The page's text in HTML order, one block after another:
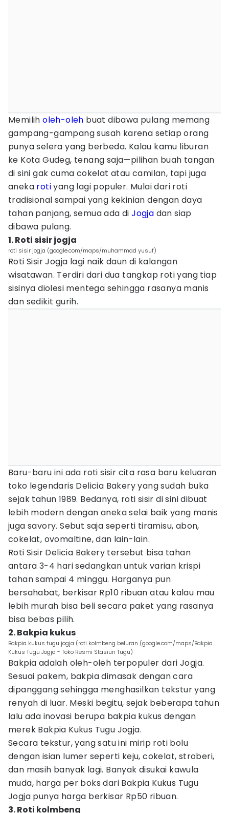
Memiliholeh-oleh buat dibawa pulang memang
gampang-gampang susah karena setiap orang
punya selera yang berbeda. Kalau kamu liburan
ke Kota Gudeg, tenang saja—pilihan buah tangan
di sini gak cuma cokelat atau camilan, tapi juga
aneka rotiyang lagi populer. Mulai dari roti
tradisional sampai yang kekinian dengan daya
tahan panjang, semua ada diJogja dan siap
dibawa pulang.
1. Roti sisir jogja
roti sisir jogja (google.com/maps/muhammad yusuf)
Roti Sisir Jogja lagi naik daun di kalangan
wisatawan. Terdiri dari dua tangkap roti yang tiap
sisinya diolesi mentega sehingga rasanya manis
dan sedikit gurih.
Baru-baru ini ada roti sisir cita rasa baru keluaran
toko legendaris Delicia Bakery yang sudah buka
sejak tahun 1989. Bedanya, roti sisir di sini dibuat
lebih modern dengan aneka selai baik yang manis
juga savory. Sebut saja seperti tiramisu, abon,
cokelat, ovomaltine, dan lain-lain.
Roti Sisir Delicia Bakery tersebut bisa tahan
antara 3-4 hari sedangkan untuk varian krispi
tahan sampai 4 minggu. Harganya pun
bersahabat, berkisar Rp10 ribuan atau kalau mau
lebih murah bisa beli secara paket yang rasanya
bisa bebas pilih.
2. Bakpia kukus
Bakpia kukus tugu jogja (roti kolmbeng beluran (google.com/maps/Bakpia
Kukus Tugu Jogja - Toko Resmi Stasiun Tugu)
Bakpia adalah oleh-oleh terpopuler dari Jogja.
Sesuai pakem, bakpia dimasak dengan cara
dipanggang sehingga menghasilkan tekstur yang
renyah di luar. Meski begitu, sejak beberapa tahun
lalu ada inovasi berupa bakpia kukus dengan
merek Bakpia Kukus Tugu Jogja.
Secara tekstur, yang satu ini mirip roti bolu
dengan isian lumer seperti keju, cokelat, stroberi,
dan masih banyak lagi. Banyak disukai kawula
muda, harga per boks dari Bakpia Kukus Tugu
Jogja punya harga berkisar Rp50 ribuan.
3. Roti kolmbeng